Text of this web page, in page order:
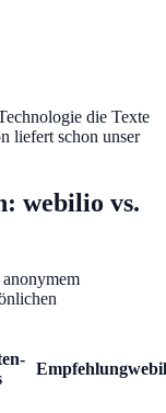
die Texte
liefert schon unser
webilio vs.
Empfehlung